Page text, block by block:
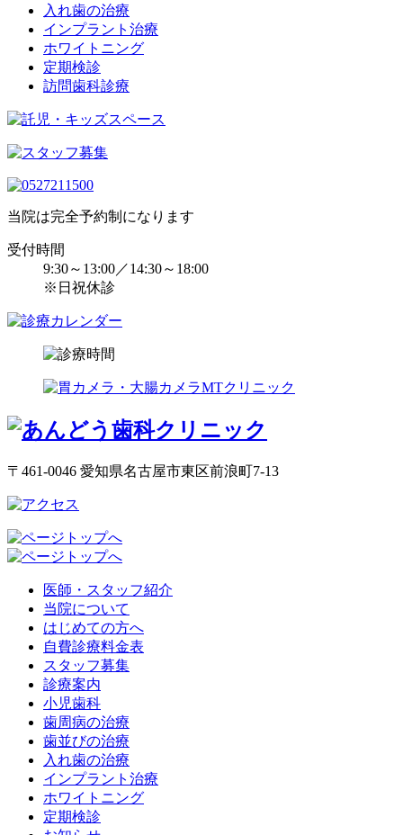
入れ歯の治療
インプラント治療
ホワイトニング
定期検診
訪問歯科診療
当院は完全予約制になります
受付時間
9:30～13:00／14:30～18:00
※日祝休診
〒461-0046 愛知県名古屋市東区前浪町7-13
医師・スタッフ紹介
当院について
はじめての方へ
自費診療料金表
スタッフ募集
診療案内
小児歯科
歯周病の治療
歯並びの治療
入れ歯の治療
インプラント治療
ホワイトニング
定期検診